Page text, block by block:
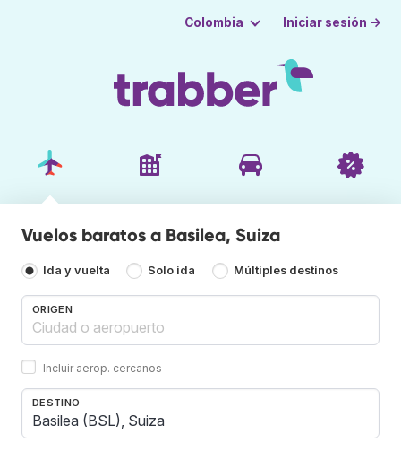
Colombia Iniciar sesión →
Vuelos baratos a Basilea, Suiza
Ida y vuelta Solo ida Múltiples destinos
ORIGEN
Incluir aerop. cercanos
DESTINO